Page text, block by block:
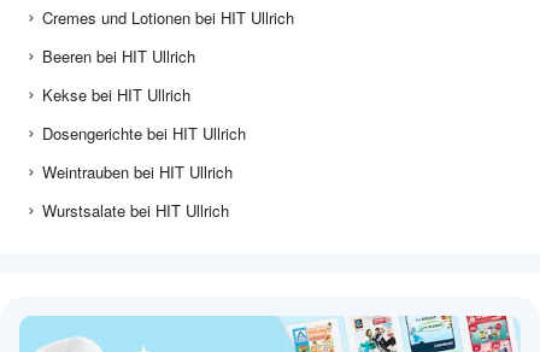
Cremes und Lotionen bei HIT Ullrich
Beeren bei HIT Ullrich
Kekse bei HIT Ullrich
Dosengerichte bei HIT Ullrich
Weintrauben bei HIT Ullrich
Wurstsalate bei HIT Ullrich